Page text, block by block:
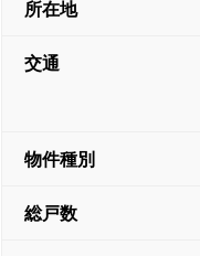
所在地
交通
物件種別
総戸数